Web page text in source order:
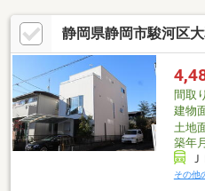
静岡県静岡市駿河区
間取り
建物
土地
築年月
その他